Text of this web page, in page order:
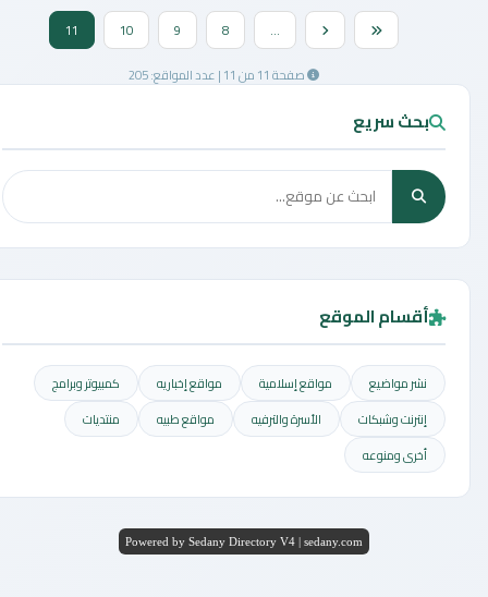
صفحة 11 من 11 | عدد المواقع: 205
بحث سريع
أقسام الموقع
نشر مواضيع مواقع إسلامية مواقع إخباريه
كمبيوتر وبرامج
إنترنت وشبكات
الأسرة والترفيه مواقع طبيه
منتديات
أخرى ومنوعه
Powered by Sedany Directory V4 | sedany.com